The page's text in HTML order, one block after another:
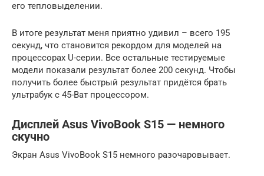
его тепловыделении.
В итоге результат меня приятно удивил – всего 195
секунд, что становится рекордом для моделей на
процессорах U-серии. Все остальные тестируемые
модели показали результат более 200 секунд. Чтобы
получить более быстрый результат придётся брать
ультрабук с 45-Ват процессором.
Дисплей Asus VivoBook S15 — немного
скучно
Экран Asus VivoBook S15 немного разочаровывает.